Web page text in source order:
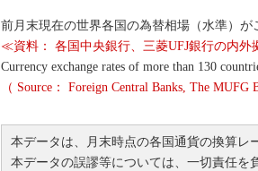
前月末現在の世界各国の為替相場（水準）が
≪資料： 各国中央銀行、三菱UFJ銀行の内
Currency exchange rates of more than 130
（ Source： Foreign Central Banks, The MUFG
本データは、月末時点の各国通貨の換算レ
本データの誤謬等については、一切責任を